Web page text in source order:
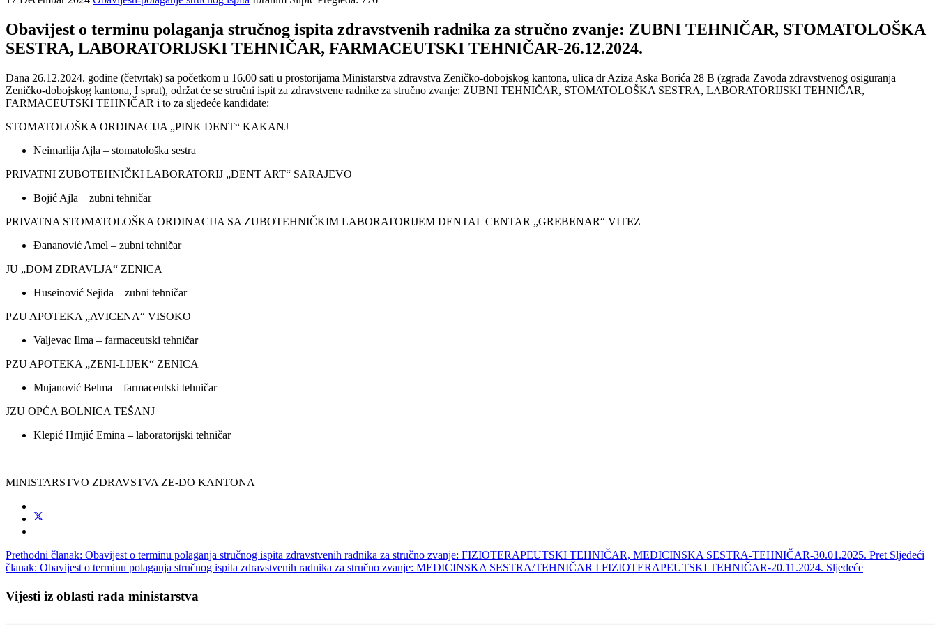
Obavijest o terminu polaganja stručnog ispita zdravstvenih radnika za stručno zvanje: ZUBNI TEHNIČAR, STOMATOLOŠKA
SESTRA, LABORATORIJSKI TEHNIČAR, FARMACEUTSKI TEHNIČAR-26.12.2024.
Dana 26.12.2024. godine (četvrtak) sa početkom u 16.00 sati u prostorijama Ministarstva zdravstva Zeničko-dobojskog kantona, ulica dr Aziza Aska Borića 28 B (zgrada Zavoda zdravstvenog osiguranja
Zeničko-dobojskog kantona, I sprat), održat će se stručni ispit za zdravstvene radnike za stručno zvanje: ZUBNI TEHNIČAR, STOMATOLOŠKA SESTRA, LABORATORIJSKI TEHNIČAR,
FARMACEUTSKI TEHNIČAR i to za sljedeće kandidate:
STOMATOLOŠKA ORDINACIJA „PINK DENT“ KAKANJ
Neimarlija Ajla – stomatološka sestra
PRIVATNI ZUBOTEHNIČKI LABORATORIJ „DENT ART“ SARAJEVO
Bojić Ajla – zubni tehničar
PRIVATNA STOMATOLOŠKA ORDINACIJA SA ZUBOTEHNIČKIM LABORATORIJEM DENTAL CENTAR „GREBENAR“ VITEZ
Đananović Amel – zubni tehničar
JU „DOM ZDRAVLJA“ ZENICA
Huseinović Sejida – zubni tehničar
PZU APOTEKA „AVICENA“ VISOKO
Valjevac Ilma – farmaceutski tehničar
PZU APOTEKA „ZENI-LIJEK“ ZENICA
Mujanović Belma – farmaceutski tehničar
JZU OPĆA BOLNICA TEŠANJ
Klepić Hrnjić Emina – laboratorijski tehničar
MINISTARSTVO ZDRAVSTVA ZE-DO KANTONA
Prethodni članak: Obavijest o terminu polaganja stručnog ispita zdravstvenih radnika za stručno zvanje: FIZIOTERAPEUTSKI TEHNIČAR, MEDICINSKA SESTRA-TEHNIČAR-30.01.2025. Pret Sljedeći
članak: Obavijest o terminu polaganja stručnog ispita zdravstvenih radnika za stručno zvanje: MEDICINSKA SESTRA/TEHNIČAR I FIZIOTERAPEUTSKI TEHNIČAR-20.11.2024. Sljedeće
Vijesti iz oblasti rada ministarstva